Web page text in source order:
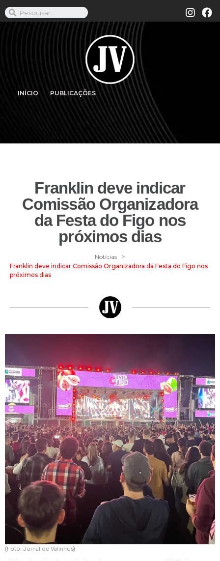
INÍCIO PUBLICAÇÕES
Franklin deve indicar
Comissão Organizadora
da Festa do Figo nos
próximos dias
Notícias >
Franklin deve indicar Comissão Organizadora da Festa do Figo nos
próximos dias
(Foto: Jornal de Valinhos)